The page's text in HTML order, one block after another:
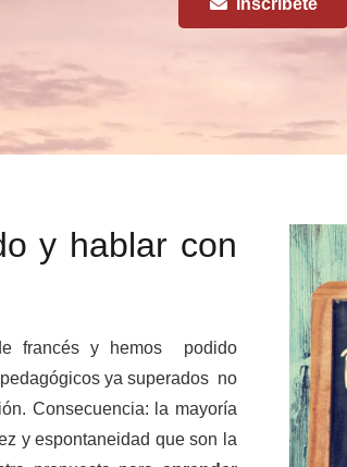
y hablar con
francés y hemos podido
ya superados no
Consecuencia: la mayoría
y espontaneidad que son la